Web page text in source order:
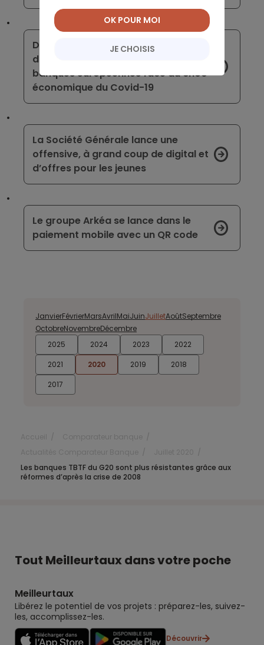
De nouvelles mesures s’ajoutent aux
dispositifs de soutien destinés aux
banques européennes face au choc
économique du Covid-19
La Société Générale lance une
offensive, à grand coup de digital et
d’offres pour les jeunes
Le groupe Arkéa se lance dans le
paiement mobile avec un QR code
2025 2024 2023
2022
2021
2020 2019
2018
2017
JanvierFévrierMarsAvrilMaiJuinJuilletAoûtSeptembre
OctobreNovembreDécembre
Les banques TBTF du G20 sont plus résistantes grâce aux
réformes d’après la crise de 2008
Tout Meilleurtaux dans votre poche
Meilleurtaux
Libérez le potentiel de vos projets : préparez-les, suivez-
les, accomplissez-les.
Découvrir
JE CHOISIS
OK POUR MOI